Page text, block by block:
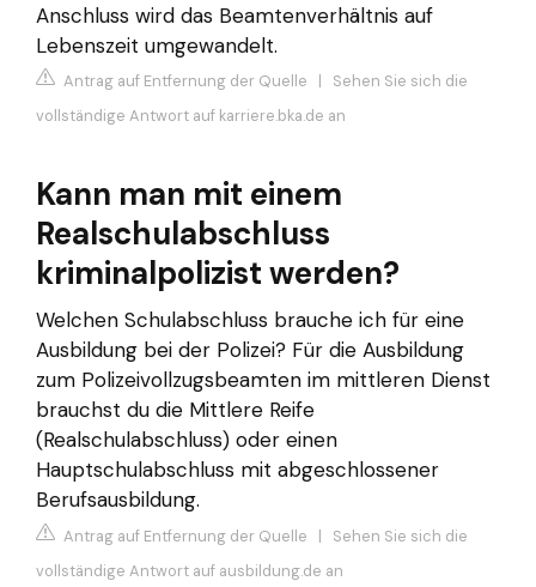
Anschluss wird das Beamtenverhältnis auf
Lebenszeit umgewandelt.
Antrag auf Entfernung der Quelle | Sehen Sie sich die
vollständige Antwort auf karriere.bka.de an
Kann man mit einem
Realschulabschluss
kriminalpolizist werden?
Welchen Schulabschluss brauche ich für eine
Ausbildung bei der Polizei? Für die Ausbildung
zum Polizeivollzugsbeamten im mittleren Dienst
brauchst du die Mittlere Reife
(Realschulabschluss) oder einen
Hauptschulabschluss mit abgeschlossener
Berufsausbildung.
Antrag auf Entfernung der Quelle | Sehen Sie sich die
vollständige Antwort auf ausbildung.de an